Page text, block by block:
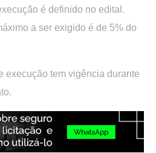
é definido no edital.
a ser exigido é de 5% do
execução tem vigência durante